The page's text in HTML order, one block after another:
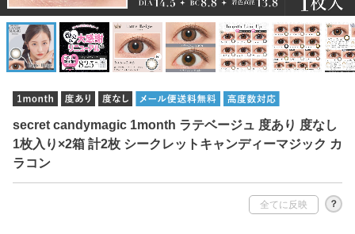
secret candymagic 1month ラテベージュ 度あり 度なし
1枚入り×2箱 計2枚 シークレットキャンディーマジック カ
ラコン
全てに反映 ？